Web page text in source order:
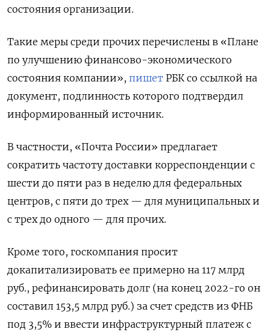
состояния организации.
Такие меры среди прочих перечислены в «Плане
по улучшению финансово-экономического
состояния компании», пишет РБК со ссылкой на
документ, подлинность которого подтвердил
информированный источник.
В частности, «Почта России» предлагает
сократить частоту доставки корреспонденции с
шести до пяти раз в неделю для федеральных
центров, с пяти до трех — для муниципальных и
с трех до одного — для прочих.
Кроме того, госкомпания просит
докапитализировать ее примерно на 117 млрд
руб., рефинансировать долг (на конец 2022-го он
составил 153,5 млрд руб.) за счет средств из ФНБ
под 3,5% и ввести инфраструктурный платеж с